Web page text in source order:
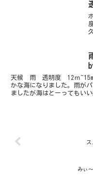
天候 雨 透明度 12ｍ
かな海になりました。雨が
ましたが海はとーってもい
ス
みぃ